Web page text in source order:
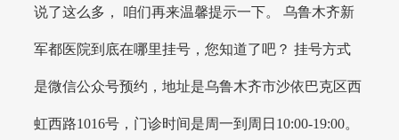
说了这么多， 咱们再来温馨提示一下。 乌鲁木齐新
军都医院到底在哪里挂号，您知道了吧？ 挂号方式
是微信公众号预约，地址是乌鲁木齐市沙依巴克区西
虹西路1016号，门诊时间是周一到周日10:00-19:00。